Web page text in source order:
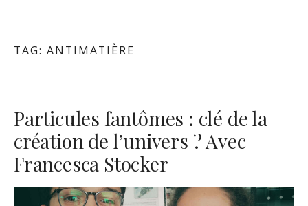
TAG: ANTIMATIÈRE
Particules fantômes : clé de la
création de l’univers ? Avec
Francesca Stocker